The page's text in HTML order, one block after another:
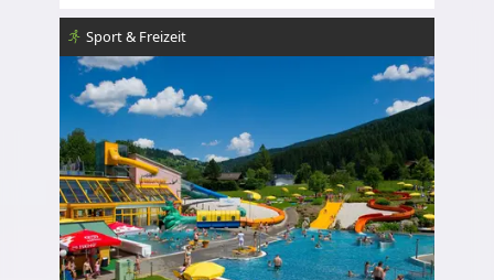
Sport & Freizeit